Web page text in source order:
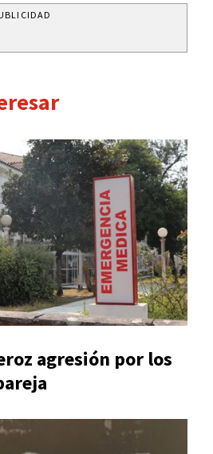
agresión por los